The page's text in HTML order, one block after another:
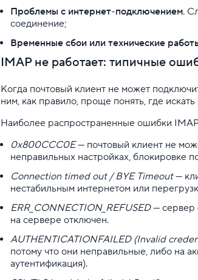
Проблемы с интернет-подключением.
соединение;
Временные сбои или технические
IMAP не работает: типичные
Когда почтовый клиент не может
ним, как правило, проще понять, где
Наиболее распространенные ошибки
0x800CCC0E— почтовый клиент не
неправильных настройках, блокировке
Connection timed out / BYE Timeout—
нестабильным интернетом или
ERR_CONNECTION_REFUSED— сервер
на сервере отключен.
AUTHENTICATIONFAILED (Invalid
потому что они неправильные, либо на
аутентификация).